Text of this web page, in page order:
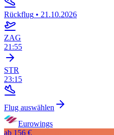
Rückflug • 21.10.2026
ZAG
21:55
STR
23:15
Flug auswählen
Eurowings
ab 156 €